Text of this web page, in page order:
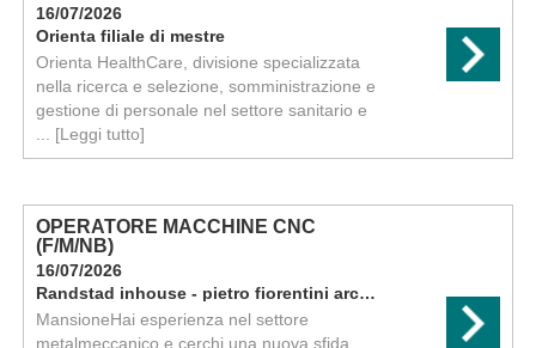
16/07/2026
Orienta filiale di mestre
Orienta HealthCare, divisione specializzata
nella ricerca e selezione, somministrazione e
gestione di personale nel settore sanitario e
[Leggi tutto]
OPERATORE MACCHINE CNC
(F/M/NB)
16/07/2026
Randstad inhouse - pietro fiorentini arcugnano
MansioneHai esperienza nel settore
metalmeccanico e cerchi una nuova sfida